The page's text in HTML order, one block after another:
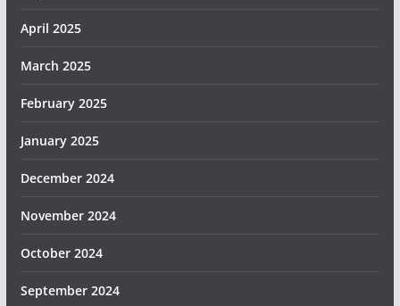
April 2025
March 2025
February 2025
January 2025
December 2024
November 2024
October 2024
September 2024